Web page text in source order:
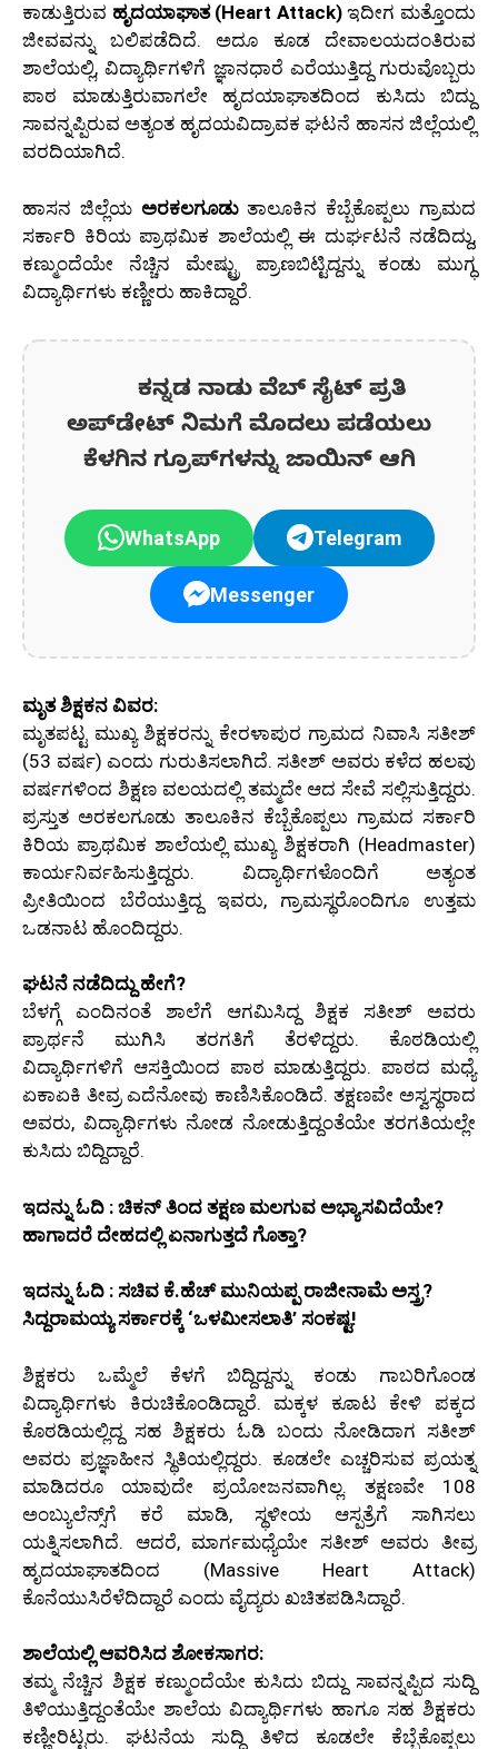
ಕಾಡುತ್ತಿರುವ ಹೃದಯಾಘಾತ (Heart Attack)ಇದೀಗ ಮತ್ತೊಂದು
ಜೀವವನ್ನು ಬಲಿಪಡೆದಿದೆ. ಅದೂ ಕೂಡ ದೇವಾಲಯದಂತಿರುವ
ಶಾಲೆಯಲ್ಲಿ, ವಿದ್ಯಾರ್ಥಿಗಳಿಗೆ ಜ್ಞಾನಧಾರೆ ಎರೆಯುತ್ತಿದ್ದ ಗುರುವೊಬ್ಬರು
ಪಾಠ ಮಾಡುತ್ತಿರುವಾಗಲೇ ಹೃದಯಾಘಾತದಿಂದ ಕುಸಿದು ಬಿದ್ದು
ಸಾವನ್ನಪ್ಪಿರುವ ಅತ್ಯಂತ ಹೃದಯವಿದ್ರಾವಕ ಘಟನೆ ಹಾಸನ ಜಿಲ್ಲೆಯಲ್ಲಿ
ವರದಿಯಾಗಿದೆ.
ಹಾಸನ ಜಿಲ್ಲೆಯ ಅರಕಲಗೂಡುತಾಲೂಕಿನ ಕೆಬ್ಬೆಕೊಪ್ಪಲು ಗ್ರಾಮದ
ಸರ್ಕಾರಿ ಕಿರಿಯ ಪ್ರಾಥಮಿಕ ಶಾಲೆಯಲ್ಲಿ ಈ ದುರ್ಘಟನೆ ನಡೆದಿದ್ದು,
ಕಣ್ಮುಂದೆಯೇ ನೆಚ್ಚಿನ ಮೇಷ್ಟ್ರು ಪ್ರಾಣಬಿಟ್ಟಿದ್ದನ್ನು ಕಂಡು ಮುಗ್ಧ
ವಿದ್ಯಾರ್ಥಿಗಳು ಕಣ್ಣೀರು ಹಾಕಿದ್ದಾರೆ.
ಕನ್ನಡ ನಾಡು ವೆಬ್ ಸೈಟ್ ಪ್ರತಿ
ಅಪ್‌ಡೇಟ್‌ ನಿಮಗೆ ಮೊದಲು ಪಡೆಯಲು
ಕೆಳಗಿನ ಗ್ರೂಪ್‌ಗಳನ್ನು ಜಾಯಿನ್ ಆಗಿ
WhatsApp Telegram
Messenger
ಮೃತ ಶಿಕ್ಷಕನ ವಿವರ:
ಮೃತಪಟ್ಟ ಮುಖ್ಯ ಶಿಕ್ಷಕರನ್ನು ಕೇರಳಾಪುರ ಗ್ರಾಮದ ನಿವಾಸಿ ಸತೀಶ್
(53 ವರ್ಷ) ಎಂದು ಗುರುತಿಸಲಾಗಿದೆ. ಸತೀಶ್ ಅವರು ಕಳೆದ ಹಲವು
ವರ್ಷಗಳಿಂದ ಶಿಕ್ಷಣ ವಲಯದಲ್ಲಿ ತಮ್ಮದೇ ಆದ ಸೇವೆ ಸಲ್ಲಿಸುತ್ತಿದ್ದರು.
ಪ್ರಸ್ತುತ ಅರಕಲಗೂಡು ತಾಲೂಕಿನ ಕೆಬ್ಬೆಕೊಪ್ಪಲು ಗ್ರಾಮದ ಸರ್ಕಾರಿ
ಕಿರಿಯ ಪ್ರಾಥಮಿಕ ಶಾಲೆಯಲ್ಲಿ ಮುಖ್ಯ ಶಿಕ್ಷಕರಾಗಿ (Headmaster)
ಕಾರ್ಯನಿರ್ವಹಿಸುತ್ತಿದ್ದರು. ವಿದ್ಯಾರ್ಥಿಗಳೊಂದಿಗೆ ಅತ್ಯಂತ
ಪ್ರೀತಿಯಿಂದ ಬೆರೆಯುತ್ತಿದ್ದ ಇವರು, ಗ್ರಾಮಸ್ಥರೊಂದಿಗೂ ಉತ್ತಮ
ಒಡನಾಟ ಹೊಂದಿದ್ದರು.
ಘಟನೆ ನಡೆದಿದ್ದು ಹೇಗೆ?
ಬೆಳಗ್ಗೆ ಎಂದಿನಂತೆ ಶಾಲೆಗೆ ಆಗಮಿಸಿದ್ದ ಶಿಕ್ಷಕ ಸತೀಶ್ ಅವರು
ಪ್ರಾರ್ಥನೆ ಮುಗಿಸಿ ತರಗತಿಗೆ ತೆರಳಿದ್ದರು. ಕೊಠಡಿಯಲ್ಲಿ
ವಿದ್ಯಾರ್ಥಿಗಳಿಗೆ ಆಸಕ್ತಿಯಿಂದ ಪಾಠ ಮಾಡುತ್ತಿದ್ದರು. ಪಾಠದ ಮಧ್ಯೆ
ಏಕಾಏಕಿ ತೀವ್ರ ಎದೆನೋವು ಕಾಣಿಸಿಕೊಂಡಿದೆ. ತಕ್ಷಣವೇ ಅಸ್ವಸ್ಥರಾದ
ಅವರು, ವಿದ್ಯಾರ್ಥಿಗಳು ನೋಡ ನೋಡುತ್ತಿದ್ದಂತೆಯೇ ತರಗತಿಯಲ್ಲೇ
ಕುಸಿದು ಬಿದ್ದಿದ್ದಾರೆ.
ಇದನ್ನು ಓದಿ : ಚಿಕನ್ ತಿಂದ ತಕ್ಷಣ ಮಲಗುವ ಅಭ್ಯಾಸವಿದೆಯೇ?
ಹಾಗಾದರೆ ದೇಹದಲ್ಲಿ ಏನಾಗುತ್ತದೆ ಗೊತ್ತಾ?
ಇದನ್ನು ಓದಿ : ಸಚಿವ ಕೆ.ಹೆಚ್ ಮುನಿಯಪ್ಪ ರಾಜೀನಾಮೆ ಅಸ್ತ್ರ?
ಸಿದ್ದರಾಮಯ್ಯ ಸರ್ಕಾರಕ್ಕೆ ‘ಒಳಮೀಸಲಾತಿ’ ಸಂಕಷ್ಟ!
ಶಿಕ್ಷಕರು ಒಮ್ಮೆಲೆ ಕೆಳಗೆ ಬಿದ್ದಿದ್ದನ್ನು ಕಂಡು ಗಾಬರಿಗೊಂಡ
ವಿದ್ಯಾರ್ಥಿಗಳು ಕಿರುಚಿಕೊಂಡಿದ್ದಾರೆ. ಮಕ್ಕಳ ಕೂಾಟ ಕೇಳಿ ಪಕ್ಕದ
ಕೊಠಡಿಯಲ್ಲಿದ್ದ ಸಹ ಶಿಕ್ಷಕರು ಓಡಿ ಬಂದು ನೋಡಿದಾಗ ಸತೀಶ್
ಅವರು ಪ್ರಜ್ಞಾಹೀನ ಸ್ಥಿತಿಯಲ್ಲಿದ್ದರು. ಕೂಡಲೇ ಎಚ್ಚರಿಸುವ ಪ್ರಯತ್ನ
ಮಾಡಿದರೂ ಯಾವುದೇ ಪ್ರಯೋಜನವಾಗಿಲ್ಲ. ತಕ್ಷಣವೇ 108
ಅಂಬ್ಯುಲೆನ್ಸ್‌ಗೆ ಕರೆ ಮಾಡಿ, ಸ್ಥಳೀಯ ಆಸ್ಪತ್ರೆಗೆ ಸಾಗಿಸಲು
ಯತ್ನಿಸಲಾಗಿದೆ. ಆದರೆ, ಮಾರ್ಗಮಧ್ಯೆಯೇ ಸತೀಶ್ ಅವರು ತೀವ್ರ
ಹೃದಯಾಘಾತದಿಂದ (Massive Heart Attack)
ಕೊನೆಯುಸಿರೆಳೆದಿದ್ದಾರೆ ಎಂದು ವೈದ್ಯರು ಖಚಿತಪಡಿಸಿದ್ದಾರೆ.
ಶಾಲೆಯಲ್ಲಿ ಆವರಿಸಿದ ಶೋಕಸಾಗರ:
ತಮ್ಮ ನೆಚ್ಚಿನ ಶಿಕ್ಷಕ ಕಣ್ಮುಂದೆಯೇ ಕುಸಿದು ಬಿದ್ದು ಸಾವನ್ನಪ್ಪಿದ ಸುದ್ದಿ
ತಿಳಿಯುತ್ತಿದ್ದಂತೆಯೇ ಶಾಲೆಯ ವಿದ್ಯಾರ್ಥಿಗಳು ಹಾಗೂ ಸಹ ಶಿಕ್ಷಕರು
ಕಣ್ಣೀರಿಟ್ಟರು. ಘಟನೆಯ ಸುದ್ದಿ ತಿಳಿದ ಕೂಡಲೇ ಕೆಬ್ಬೆಕೊಪ್ಪಲು